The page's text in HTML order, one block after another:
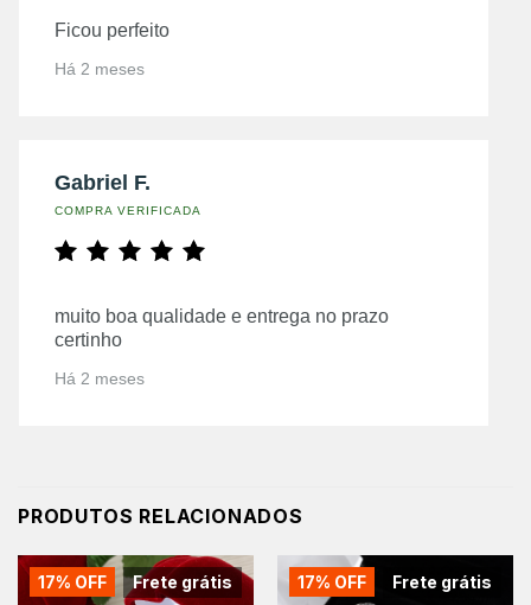
Ficou perfeito
Há 2 meses
Gabriel F.
COMPRA VERIFICADA
muito boa qualidade e entrega no prazo
certinho
Há 2 meses
PRODUTOS RELACIONADOS
Frete grátis
17% OFF Frete grátis
17% OFF